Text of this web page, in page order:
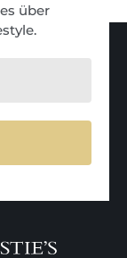
über